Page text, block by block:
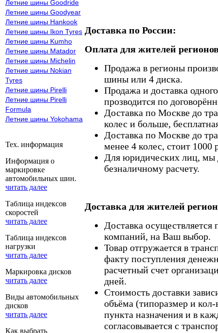
Летние шины Goodride
Летние шины Goodyear
Летние шины Hankook
Летние шины Ikon Tyres
Летние шины Kumho
Летние шины Matador
Летние шины Michelin
Летние шины Nokian
Tyres
Летние шины Pirelli
Летние шины Pirelli
Formula
Летние шины Yokohama
Тех. информация
Информация о
маркировке
автомобильных шин.
читать далее
Таблица индексов
скоростей
читать далее
Таблица индексов
нагрузки
читать далее
Маркировка дисков
читать далее
Виды автомобильных
дисков
читать далее
Как выбрать
Доставка по России:
Оплата для жителей
Продажа в регионы
шины или 4 диска.
Продажа и доставка
прозводится по
Доставка по Москве до
колес и больше,
Доставка по Москве до
менее 4 колес, стоит 1000
Для юридических лиц, мы
безналичному расчету.
Доставка для жителей
Доставка
компаний, на Ваш выбор.
Товар отгружается в
факту поступления
расчетный счет
дней.
Стоимость доставки
объёма (типоразмер и кол-
пункта назначения и в
согласовывается с